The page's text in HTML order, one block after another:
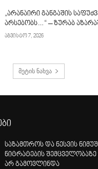
„არანაირი განგაშის
არსებობს…“ – ზურაბ
აგვისტო 7, 2026
მეტის ნახვა
საზამთროს და ნესვის
ნიტრატების
არ გამოვლინდა